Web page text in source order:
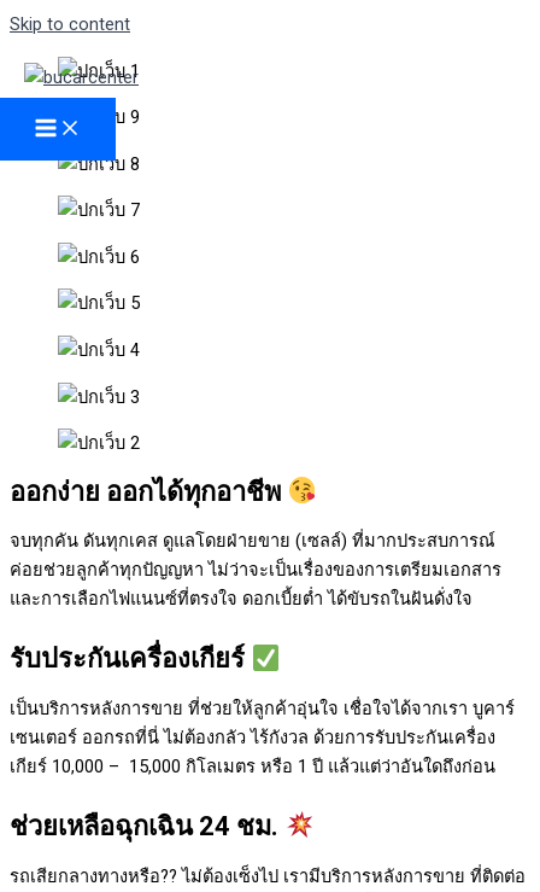
Skip to content
ออกง่าย ออกได้ทุกอาชีพ
จบทุกคัน ดันทุกเคส ดูแลโดยฝ่ายขาย (เซลล์) ที่มากประสบการณ์
ค่อยช่วยลูกค้าทุกปัญญหา ไม่ว่าจะเป็นเรื่องของการเตรียมเอกสาร
และการเลือกไฟแนนซ์ที่ตรงใจ ดอกเบี้ยต่ำ ได้ขับรถในฝันดั่งใจ
รับประกันเครื่องเกียร์
เป็นบริการหลังการขาย ที่ช่วยให้ลูกค้าอุ่นใจ เชื่อใจได้จากเรา บูคาร์
เซนเตอร์ ออกรถที่นี่ ไม่ต้องกลัว ไร้กังวล ด้วยการรับประกันเครื่อง
เกียร์ 10,000 – 15,000 กิโลเมตร หรือ 1 ปี แล้วแต่ว่าอันใดถึงก่อน
ช่วยเหลือฉุกเฉิน 24 ชม.
รถเสียกลางทางหรือ?? ไม่ต้องเซ็งไป เรามีบริการหลังการขาย ที่ติดต่อ